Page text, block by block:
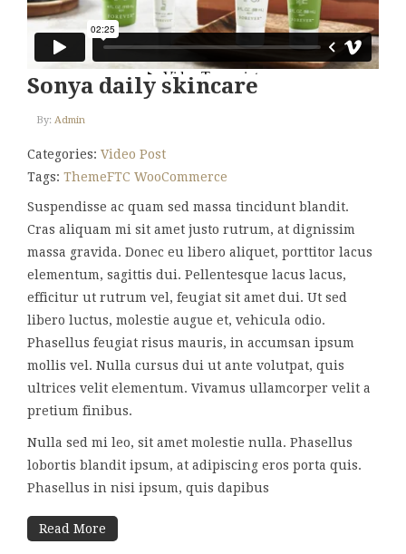
Sonya daily skincare
By: Admin
Categories: Video Post
Tags: ThemeFTC WooCommerce
Suspendisse ac quam sed massa tincidunt blandit.
Cras aliquam mi sit amet justo rutrum, at dignissim
massa gravida. Donec eu libero aliquet, porttitor lacus
elementum, sagittis dui. Pellentesque lacus lacus,
efficitur ut rutrum vel, feugiat sit amet dui. Ut sed
libero luctus, molestie augue et, vehicula odio.
Phasellus feugiat risus mauris, in accumsan ipsum
mollis vel. Nulla cursus dui ut ante volutpat, quis
ultrices velit elementum. Vivamus ullamcorper velit a
pretium finibus.
Nulla sed mi leo, sit amet molestie nulla. Phasellus
lobortis blandit ipsum, at adipiscing eros porta quis.
Phasellus in nisi ipsum, quis dapibus
Read More